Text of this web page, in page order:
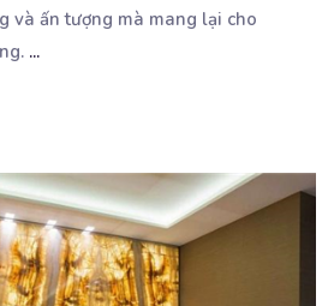
và ấn tượng mà mang lại cho
...